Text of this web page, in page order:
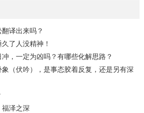
译出来吗？
了人没精神！
，一定为凶吗？有哪些化解思路？
（伏吟），是事态胶着反复，还是另有深
泽之深